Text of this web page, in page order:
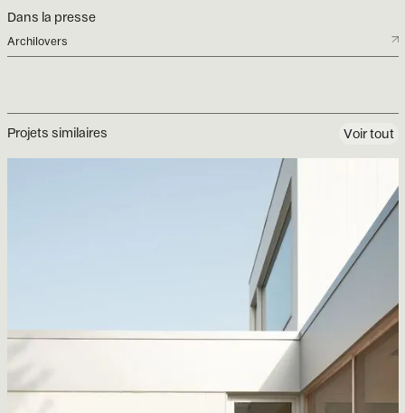
Dans la presse
Archilovers
Projets similaires Voir tout